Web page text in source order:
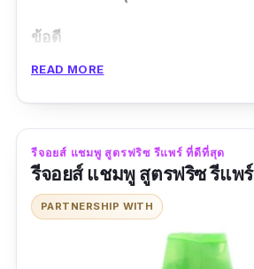
ข้อดี
กลิ่นหอม
ผมนุ่ม
READ MORE
รีจอยส์ แชมพู สูตรฟริซ รีแพร์ ที่ดีที่สุด
รีจอยส์ แชมพู สูตรฟริซ รีแพร์
PARTNERSHIP WITH